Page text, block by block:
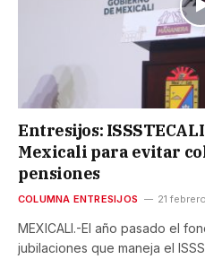
Entresijos:
Mexicali para evitar
pensiones
COLUMNA ENTRESIJOS 21
MEXICALI.-El año pasado el
jubilaciones que maneja el